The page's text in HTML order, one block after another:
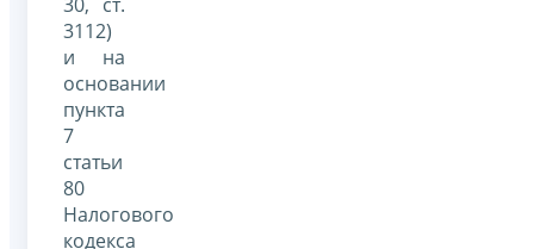
3112)
и на
основании
пункта
7
статьи
80
Налогового
кодекса